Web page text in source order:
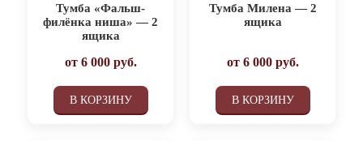
Тумба «Фальш-
филёнка ниша» — 2
ящика
от 6 000руб.
В КОРЗИНУ
Тумба Милена — 2
ящика
от 6 000руб.
В КОРЗИНУ